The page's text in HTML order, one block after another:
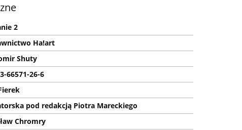
2
Ha!art
Shuty
66571-26-6
pod redakcją Piotra Mareckiego
Chromry